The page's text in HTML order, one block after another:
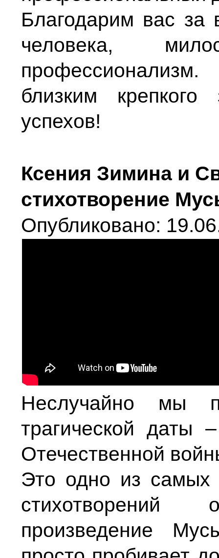
Благодарим вас за
человека,
близким крепкого
успехов!
Ксения Зимина и
стихотворение
Опубликовано:
Неслучайно мы
трагической даты
Отечественной
Это одно из самых
произведение